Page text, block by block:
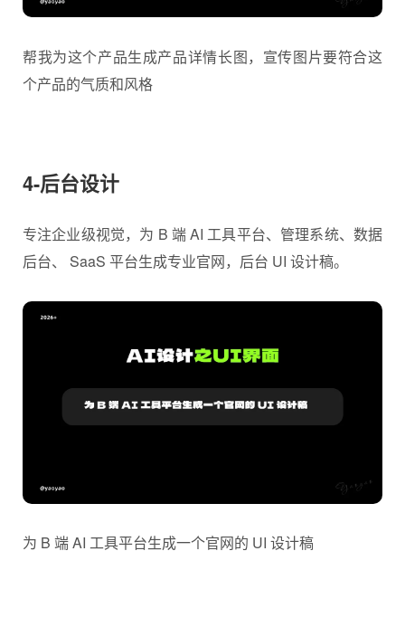
帮我为这个产品生成产品详情长图，宣传图片要符合这
个产品的气质和风格
4-后台设计
专注企业级视觉，为 B 端 AI 工具平台、管理系统、数据
后台、 SaaS 平台生成专业官网，后台 UI 设计稿。
为 B 端 AI 工具平台生成一个官网的 UI 设计稿